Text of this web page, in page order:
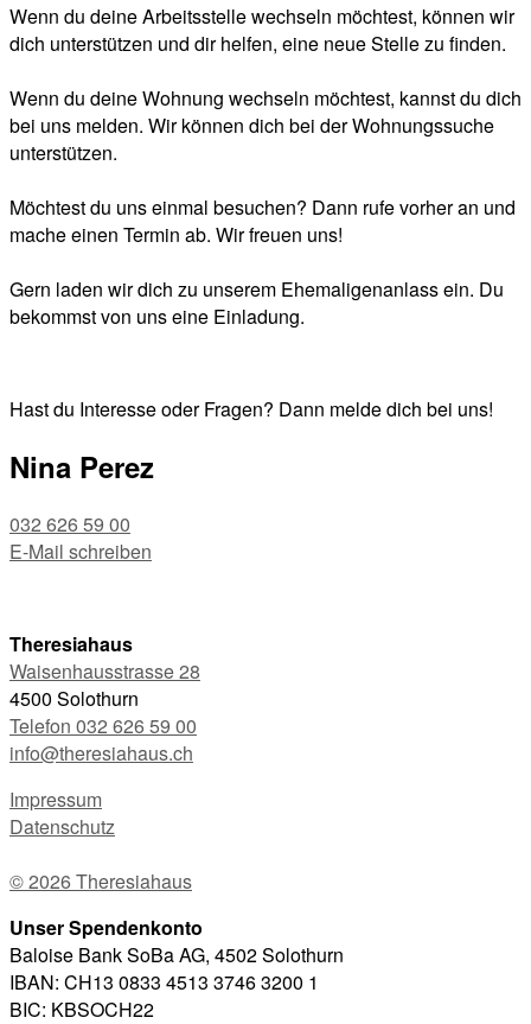
Wenn du deine Arbeitsstelle wechseln möchtest, können wir
dich unterstützen und dir helfen, eine neue Stelle zu finden.
Wenn du deine Wohnung wechseln möchtest, kannst du dich
bei uns melden. Wir können dich bei der Wohnungssuche
unterstützen.
Möchtest du uns einmal besuchen? Dann rufe vorher an und
mache einen Termin ab. Wir freuen uns!
Gern laden wir dich zu unserem Ehemaligenanlass ein. Du
bekommst von uns eine Einladung.
Hast du Interesse oder Fragen? Dann melde dich bei uns!
Nina Perez
032 626 59 00
E-Mail schreiben
Theresiahaus
Waisenhausstrasse 28
4500 Solothurn
Telefon 032 626 59 00
info@theresiahaus.ch
Impressum
Datenschutz
© 2026 Theresiahaus
Unser Spendenkonto
Baloise Bank SoBa AG, 4502 Solothurn
IBAN: CH13 0833 4513 3746 3200 1
BIC: KBSOCH22